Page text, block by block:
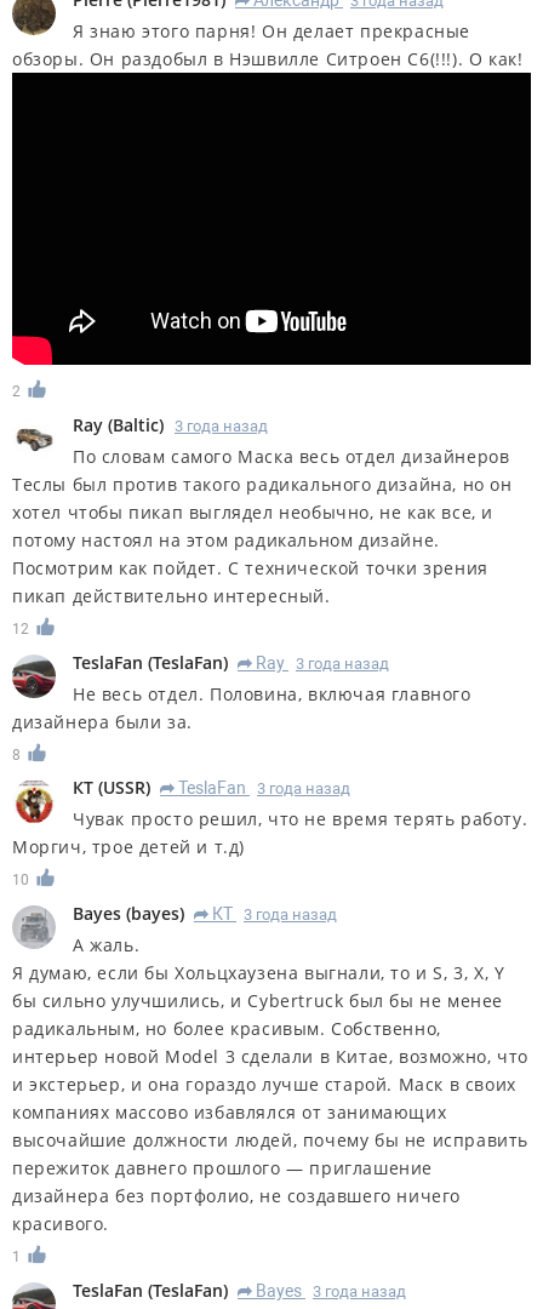
Я знаю этого парня! Он делает прекрасные
обзоры. Он раздобыл в Нэшвилле Ситроен С6(!!!). О как!
2
Ray (Baltic) 3 года назад
По словам самого Маска весь отдел дизайнеров
Теслы был против такого радикального дизайна, но он
хотел чтобы пикап выглядел необычно, не как все, и
потому настоял на этом радикальном дизайне.
Посмотрим как пойдет. С технической точки зрения
пикап действительно интересный.
12
TeslaFan (TeslaFan) R Ray 3 года назад
Не весь отдел. Половина, включая главного
дизайнера были за.
8
КT (USSR) R TeslaFan 3 года назад
Чувак просто решил, что не время терять работу.
Моргич, трое детей и т.д)
10
Bayes (bayes) R КT 3 года назад
А жаль.
Я думаю, если бы Хольцхаузена выгнали, то и S, 3, X, Y
бы сильно улучшились, и Cybertruck был бы не менее
радикальным, но более красивым. Собственно,
интерьер новой Model 3 сделали в Китае, возможно, что
и экстерьер, и она гораздо лучше старой. Маск в своих
компаниях массово избавлялся от занимающих
высочайшие должности людей, почему бы не исправить
пережиток давнего прошлого — приглашение
дизайнера без портфолио, не создавшего ничего
красивого.
1
TeslaFan (TeslaFan) R Bayes 3 года назад